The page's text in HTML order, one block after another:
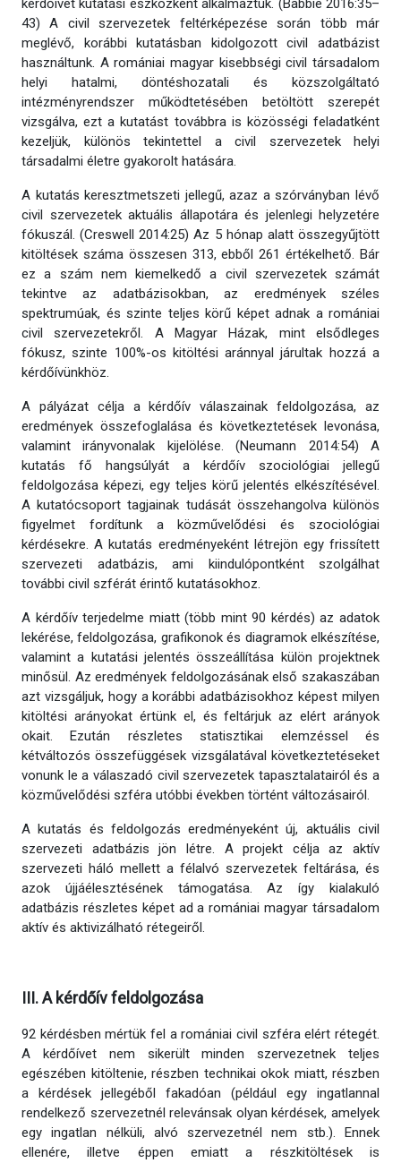
kérdőívet kutatási eszközként alkalmaztuk. (Babbie 2016:35–
43) A civil szervezetek feltérképezése során több már
meglévő, korábbi kutatásban kidolgozott civil adatbázist
használtunk. A romániai magyar kisebbségi civil társadalom
helyi hatalmi, döntéshozatali és közszolgáltató
intézményrendszer működtetésében betöltött szerepét
vizsgálva, ezt a kutatást továbbra is közösségi feladatként
kezeljük, különös tekintettel a civil szervezetek helyi
társadalmi életre gyakorolt hatására.
A kutatás keresztmetszeti jellegű, azaz a szórványban lévő
civil szervezetek aktuális állapotára és jelenlegi helyzetére
fókuszál. (Creswell 2014:25) Az 5 hónap alatt összegyűjtött
kitöltések száma összesen 313, ebből 261 értékelhető. Bár
ez a szám nem kiemelkedő a civil szervezetek számát
tekintve az adatbázisokban, az eredmények széles
spektrumúak, és szinte teljes körű képet adnak a romániai
civil szervezetekről. A Magyar Házak, mint elsődleges
fókusz, szinte 100%-os kitöltési aránnyal járultak hozzá a
kérdőívünkhöz.
A pályázat célja a kérdőív válaszainak feldolgozása, az
eredmények összefoglalása és következtetések levonása,
valamint irányvonalak kijelölése. (Neumann 2014:54) A
kutatás fő hangsúlyát a kérdőív szociológiai jellegű
feldolgozása képezi, egy teljes körű jelentés elkészítésével.
A kutatócsoport tagjainak tudását összehangolva különös
figyelmet fordítunk a közművelődési és szociológiai
kérdésekre. A kutatás eredményeként létrejön egy frissített
szervezeti adatbázis, ami kiindulópontként szolgálhat
további civil szférát érintő kutatásokhoz.
A kérdőív terjedelme miatt (több mint 90 kérdés) az adatok
lekérése, feldolgozása, grafikonok és diagramok elkészítése,
valamint a kutatási jelentés összeállítása külön projektnek
minősül. Az eredmények feldolgozásának első szakaszában
azt vizsgáljuk, hogy a korábbi adatbázisokhoz képest milyen
kitöltési arányokat értünk el, és feltárjuk az elért arányok
okait. Ezután részletes statisztikai elemzéssel és
kétváltozós összefüggések vizsgálatával következtetéseket
vonunk le a válaszadó civil szervezetek tapasztalatairól és a
közművelődési szféra utóbbi években történt változásairól.
A kutatás és feldolgozás eredményeként új, aktuális civil
szervezeti adatbázis jön létre. A projekt célja az aktív
szervezeti háló mellett a félalvó szervezetek feltárása, és
azok újjáélesztésének támogatása. Az így kialakuló
adatbázis részletes képet ad a romániai magyar társadalom
aktív és aktivizálható rétegeiről.
III. A kérdőív feldolgozása
92 kérdésben mértük fel a romániai civil szféra elért rétegét.
A kérdőívet nem sikerült minden szervezetnek teljes
egészében kitöltenie, részben technikai okok miatt, részben
a kérdések jellegéből fakadóan (például egy ingatlannal
rendelkező szervezetnél relevánsak olyan kérdések, amelyek
egy ingatlan nélküli, alvó szervezetnél nem stb.). Ennek
ellenére, illetve éppen emiatt a részkitöltések is